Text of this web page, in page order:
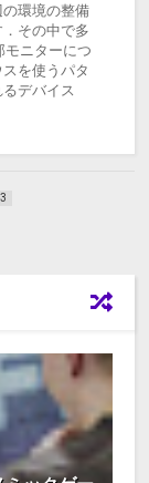
環境の整備
その中で多
モニターにつ
を使うパタ
デバイス